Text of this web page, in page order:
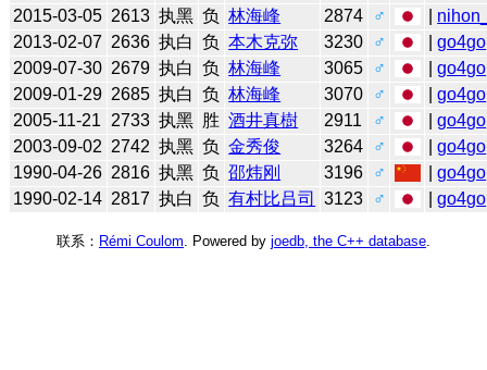
2015-03-05 2613 执黑 负 林海峰 2874 ♂
2013-02-07 2636 执白 负 本木克弥 3230 ♂ |go4go
2009-07-30 2679 执白 负 林海峰 3065 ♂ |go4go
2009-01-29 2685 执白 负 林海峰 3070 ♂ |go4go
2005-11-21
2733 执黑 胜 酒井真樹 2911 ♂ |go4go
2003-09-02 2742 执黑 负 金秀俊 3264 ♂ |go4go
1990-04-26 2816 执黑 负 邵炜刚 3196 ♂ |go4go
1990-02-14 2817 执白 负 有村比吕司 3123 ♂ |go4go
联系： Rémi Coulom . Powered by joedb, the C++ database